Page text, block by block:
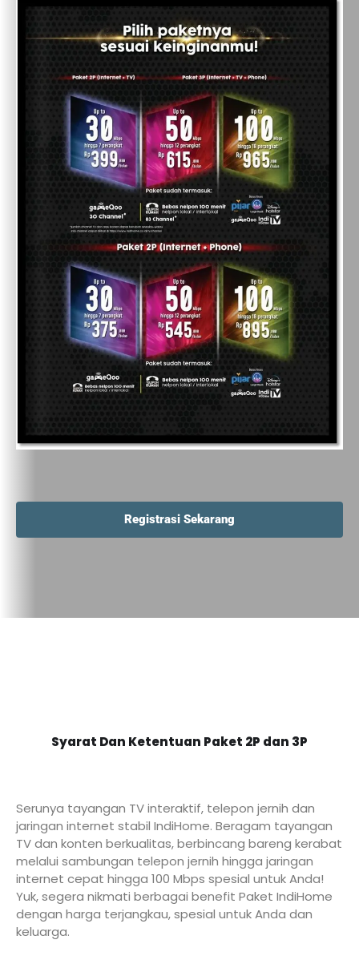
Registrasi Sekarang
Syarat Dan Ketentuan Paket 2P dan 3P
Serunya tayangan TV interaktif, telepon jernih dan
jaringan internet stabil IndiHome. Beragam tayangan
TV dan konten berkualitas, berbincang bareng kerabat
melalui sambungan telepon jernih hingga jaringan
internet cepat hingga 100 Mbps spesial untuk Anda!
Yuk, segera nikmati berbagai benefit Paket IndiHome
dengan harga terjangkau, spesial untuk Anda dan
keluarga.